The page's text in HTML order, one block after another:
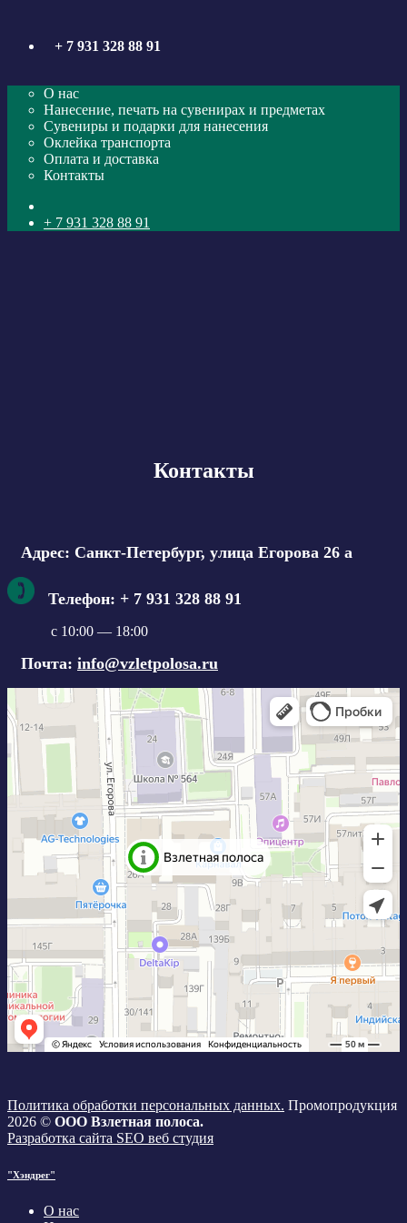
content
+ 7 931 328 88 91
О нас
Нанесение, печать на сувенирах и предметах
Сувениры и подарки для нанесения
Оклейка транспорта
Оплата и доставка
Контакты
+ 7 931 328 88 91
Контакты
Адрес: Санкт-Петербург, улица Егорова 26 а
Телефон: + 7 931 328 88 91
c 10:00 — 18:00
Почта: info@vzletpolosa.ru
Политика обработки персональных данных. Промопродукция
2026 © ООО Взлетная полоса.
Разработка сайта SEO веб студия
"Хэндрег"
О нас